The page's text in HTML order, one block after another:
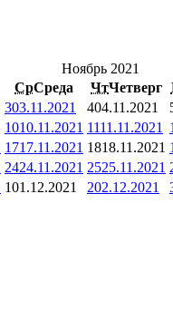
Ноябрь 2021
СрСреда ЧтЧетверг
303.11.2021 404.11.2021
1010.11.2021 1111.11.2021
1717.11.2021 1818.11.2021
2424.11.2021 2525.11.2021
101.12.2021 202.12.2021